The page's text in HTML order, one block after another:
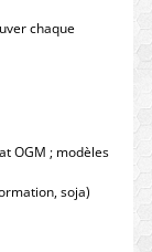
chaque
OGM ; modèles
soja)